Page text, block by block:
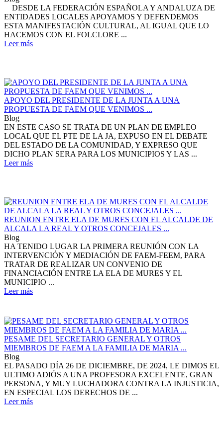
DESDE LA FEDERACIÓN ESPAÑOLA Y ANDALUZA DE
ENTIDADES LOCALES APOYAMOS Y DEFENDEMOS
ESTA MANIFESTACIÓN CULTURAL, AL IGUAL QUE LO
HACEMOS CON EL FOLCLORE ...
Leer más
APOYO DEL PRESIDENTE DE LA JUNTA A UNA
PROPUESTA DE FAEM QUE VENIMOS ...
Blog
EN ESTE CASO SE TRATA DE UN PLAN DE EMPLEO
LOCAL QUE EL PTE DE LA JA, EXPUSO EN EL DEBATE
DEL ESTADO DE LA COMUNIDAD, Y EXPRESO QUE
DICHO PLAN SERA PARA LOS MUNICIPIOS Y LAS ...
Leer más
REUNION ENTRE ELA DE MURES CON EL ALCALDE DE
ALCALA LA REAL Y OTROS CONCEJALES ...
Blog
HA TENIDO LUGAR LA PRIMERA REUNIÓN CON LA
INTERVENCIÓN Y MEDIACIÓN DE FAEM-FEEM, PARA
TRATAR DE REALIZAR UN CONVENIO DE
FINANCIACIÓN ENTRE LA ELA DE MURES Y EL
MUNICIPIO ...
Leer más
PESAME DEL SECRETARIO GENERAL Y OTROS
MIEMBROS DE FAEM A LA FAMILIA DE MARIA ...
Blog
EL PASADO DÍA 26 DE DICIEMBRE, DE 2024, LE DIMOS EL
ULTIMO ADIÓS A UNA PROFESORA EXCELENTE, GRAN
PERSONA, Y MUY LUCHADORA CONTRA LA INJUSTICIA,
EN ESPECIAL LOS DERECHOS DE ...
Leer más